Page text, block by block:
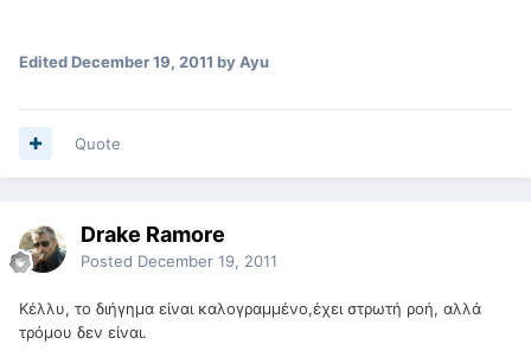
EditedDecember 19, 2011 by Ayu
Quote
Drake Ramore
Posted December 19, 2011
Κέλλυ, το διήγημα είναι καλογραμμένο,έχει στρωτή ροή, αλλά
τρόμου δεν είναι.